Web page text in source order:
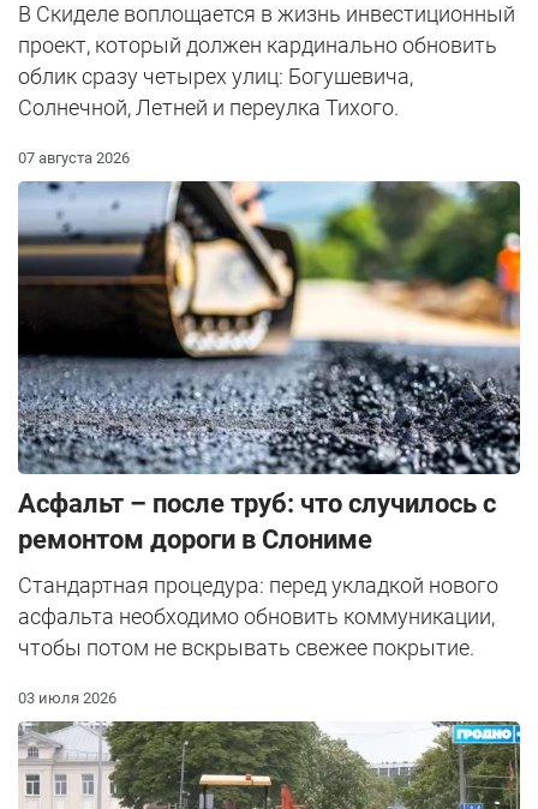
В Скиделе воплощается в жизнь инвестиционный
проект, который должен кардинально обновить
облик сразу четырех улиц: Богушевича,
Солнечной, Летней и переулка Тихого.
07 августа 2026
Асфальт – после труб: что случилось с
ремонтом дороги в Слониме
Стандартная процедура: перед укладкой нового
асфальта необходимо обновить коммуникации,
чтобы потом не вскрывать свежее покрытие.
03 июля 2026